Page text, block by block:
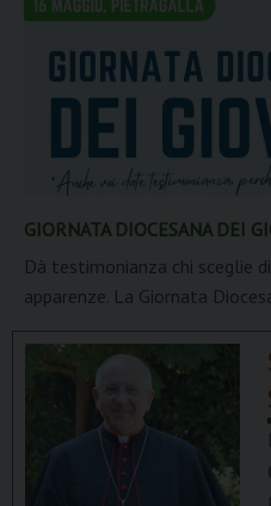
GIORNATA DIOCESANA DEI
Dà testimonianza chi sceglie
apparenze. La Giornata